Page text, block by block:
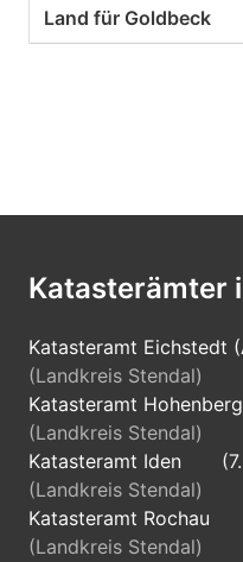
Katasterämter
Katasteramt Eichstedt
(Landkreis Stendal)
Katasteramt
(Landkreis Stendal)
Katasteramt Iden
(Landkreis Stendal)
Katasteramt Rochau
(Landkreis Stendal)